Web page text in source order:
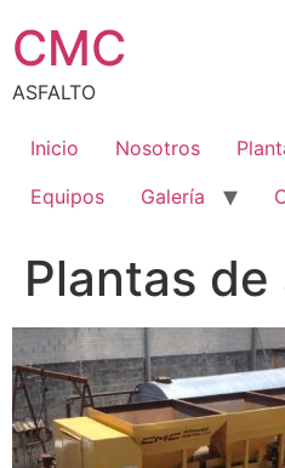
CMC
ASFALTO
Inicio Nosotros
Equipos
Galería
Plantas